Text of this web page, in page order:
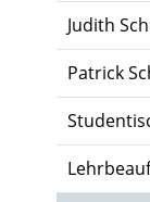
Judith
Patrick